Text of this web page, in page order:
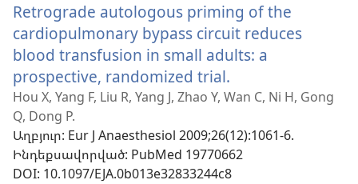
պատուհան)
Retrograde autologous priming of the
cardiopulmonary bypass circuit reduces
blood transfusion in small adults: a
prospective, randomized trial.
է
պատուհան)
Hou X, Yang F, Liu R, Yang J, Zhao Y, Wan C, Ni H, Gong
Q, Dong P.
Աղբյուր‎: Eur J Anaesthesiol 2009;26(12):1061-6.
Ինդեքսավորված‎: PubMed 19770662
DOI‎: 10.1097/EJA.0b013e32833244c8